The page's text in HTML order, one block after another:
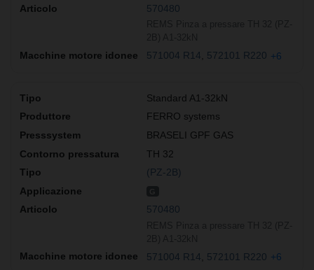
570480
571004 R14 572101 R220 +6
Standard A1-32kN
FERRO systems
BRASELI GPF GAS
TH 32
(PZ-2B)
570480
571004 R14 572101 R220 +6